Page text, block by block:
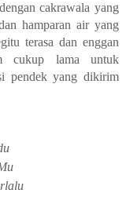
cakrawala yang
hamparan air yang
terasa dan enggan
cukup lama untuk
pendek yang dikirim